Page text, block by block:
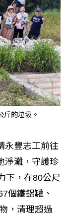
斤的垃圾。
永豐志工前往
淨灘，守護珍
下，在80公尺
個鐵鋁罐、
，清理超過